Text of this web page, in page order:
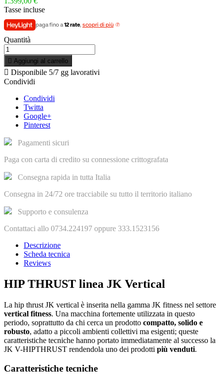
Tasse incluse
paga fino a12 rate, scopri di più
Quantità
 Aggiungi al carrello
 Disponibile 5/7 gg lavorativi
Condividi
Condividi
Twitta
Google+
Pinterest
Pagamenti sicuri
Paga con carta di credito su connessione crittografata
Consegna rapida in tutta Italia
Consegna in 24/72 ore tracciabile su tutto il territorio italiano
Supporto e consulenza
Contattaci allo 0734.224197 oppure 333.1523156
Descrizione
Scheda tecnica
Reviews
HIP THRUST linea JK Vertical
La hip thrust JK vertical è inserita nella gamma JK fitness nel settore
vertical fitness. Una macchina fortemente utilizzata in questo
periodo, soprattutto da chi cerca un prodotto compatto, solido e
robusto, adatto a piccoli ambienti collettivi ma esigenti; queste
caratteristiche tecniche hanno portato immediatamente al successo la
JK V-HIPTHRUST rendendola uno dei prodotti più venduti.
Caratteristiche tecniche